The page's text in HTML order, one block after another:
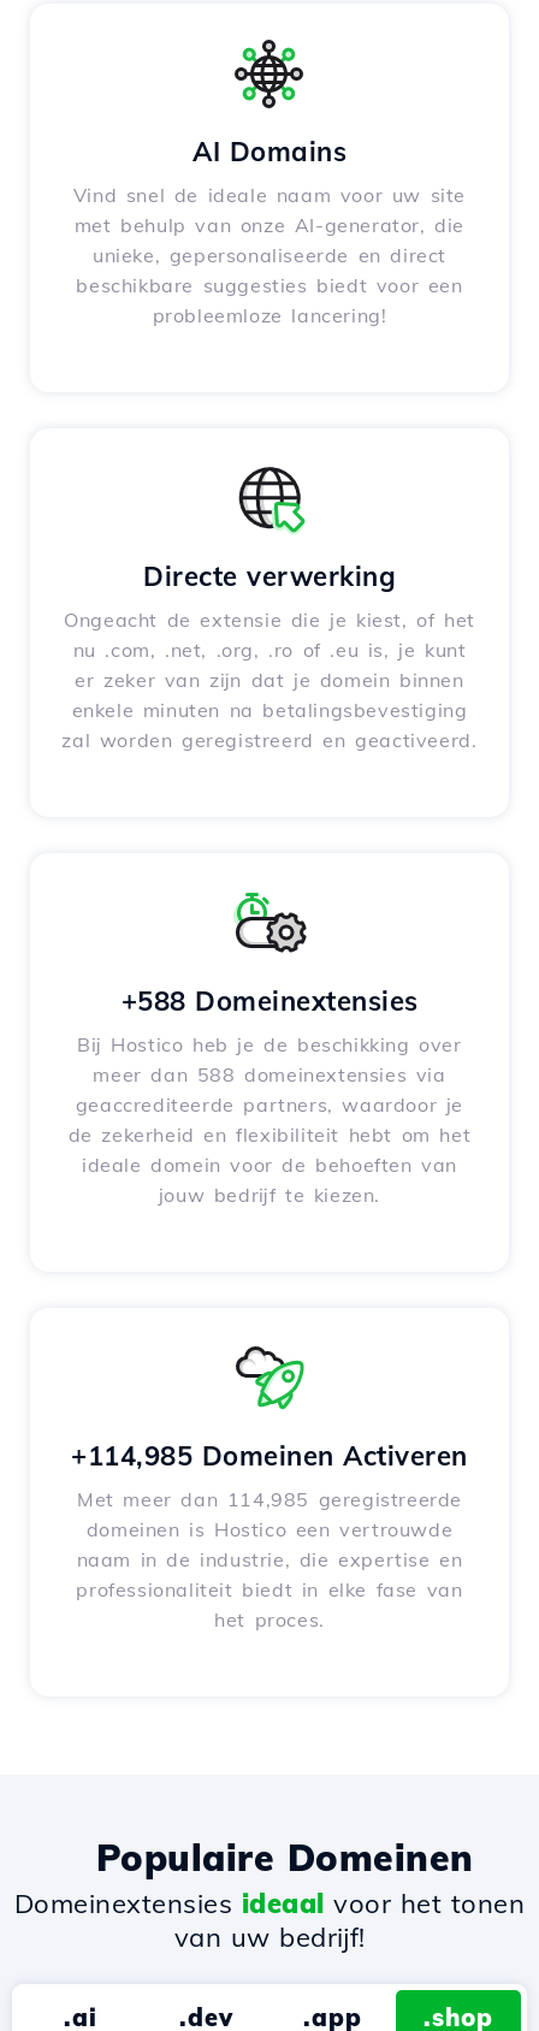
AI Domains
Vind snel de ideale naam voor uw site
met behulp van onze AI-generator, die
unieke, gepersonaliseerde en direct
beschikbare suggesties biedt voor een
probleemloze lancering!
Directe verwerking
Ongeacht de extensie die je kiest, of het
nu .com, .net, .org, .ro of .eu is, je kunt
er zeker van zijn dat je domein binnen
enkele minuten na betalingsbevestiging
zal worden geregistreerd en geactiveerd.
+588 Domeinextensies
Bij Hostico heb je de beschikking over
meer dan 588 domeinextensies via
geaccrediteerde partners, waardoor je
de zekerheid en flexibiliteit hebt om het
ideale domein voor de behoeften van
jouw bedrijf te kiezen.
+114,985 Domeinen Activeren
Met meer dan 114,985 geregistreerde
domeinen is Hostico een vertrouwde
naam in de industrie, die expertise en
professionaliteit biedt in elke fase van
het proces.
Populaire Domeinen
Domeinextensies ideaal voor het tonen
van uw bedrijf!
.ai .dev .app .shop